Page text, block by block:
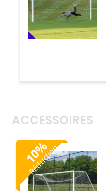
ACCESSOIRES
10
%
Réduction